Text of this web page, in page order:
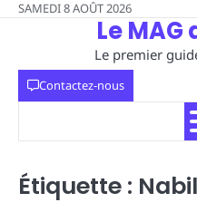
SkipSAMEDI 8 AOÛT 2026
Contactez-nous
Le MAG
Le premier
Étiquette :